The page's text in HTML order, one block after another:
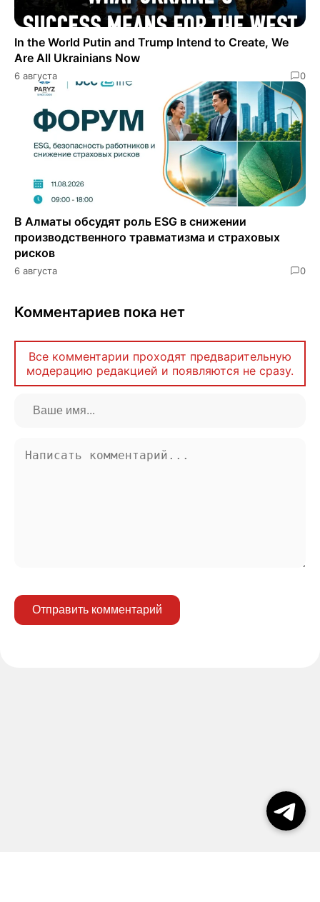
In the World Putin and Trump Intend to Create, We
Are All Ukrainians Now
6 августа 0
В Алматы обсудят роль ESG в снижении
производственного травматизма и страховых
рисков
6 августа 0
Комментариев пока нет
Все комментарии проходят предварительную
модерацию редакцией и появляются не сразу.
Отправить комментарий